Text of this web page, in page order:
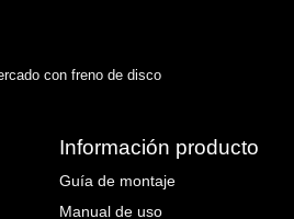
con freno de disco
Información producto
Guía de montaje
Manual de uso